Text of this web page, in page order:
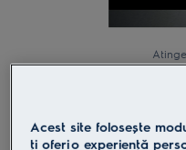
EOF6P76BX
Acest site folosește
ţi oferi o experienţă